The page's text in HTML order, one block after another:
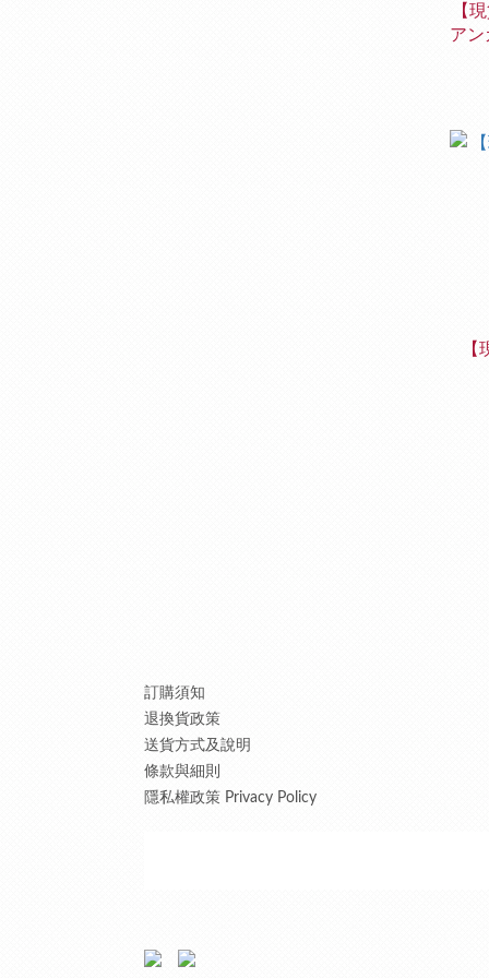
【
アン
訂購須知
退換貨政策
送貨方式及說明
條款與細則
隱私權政策 Privacy Policy